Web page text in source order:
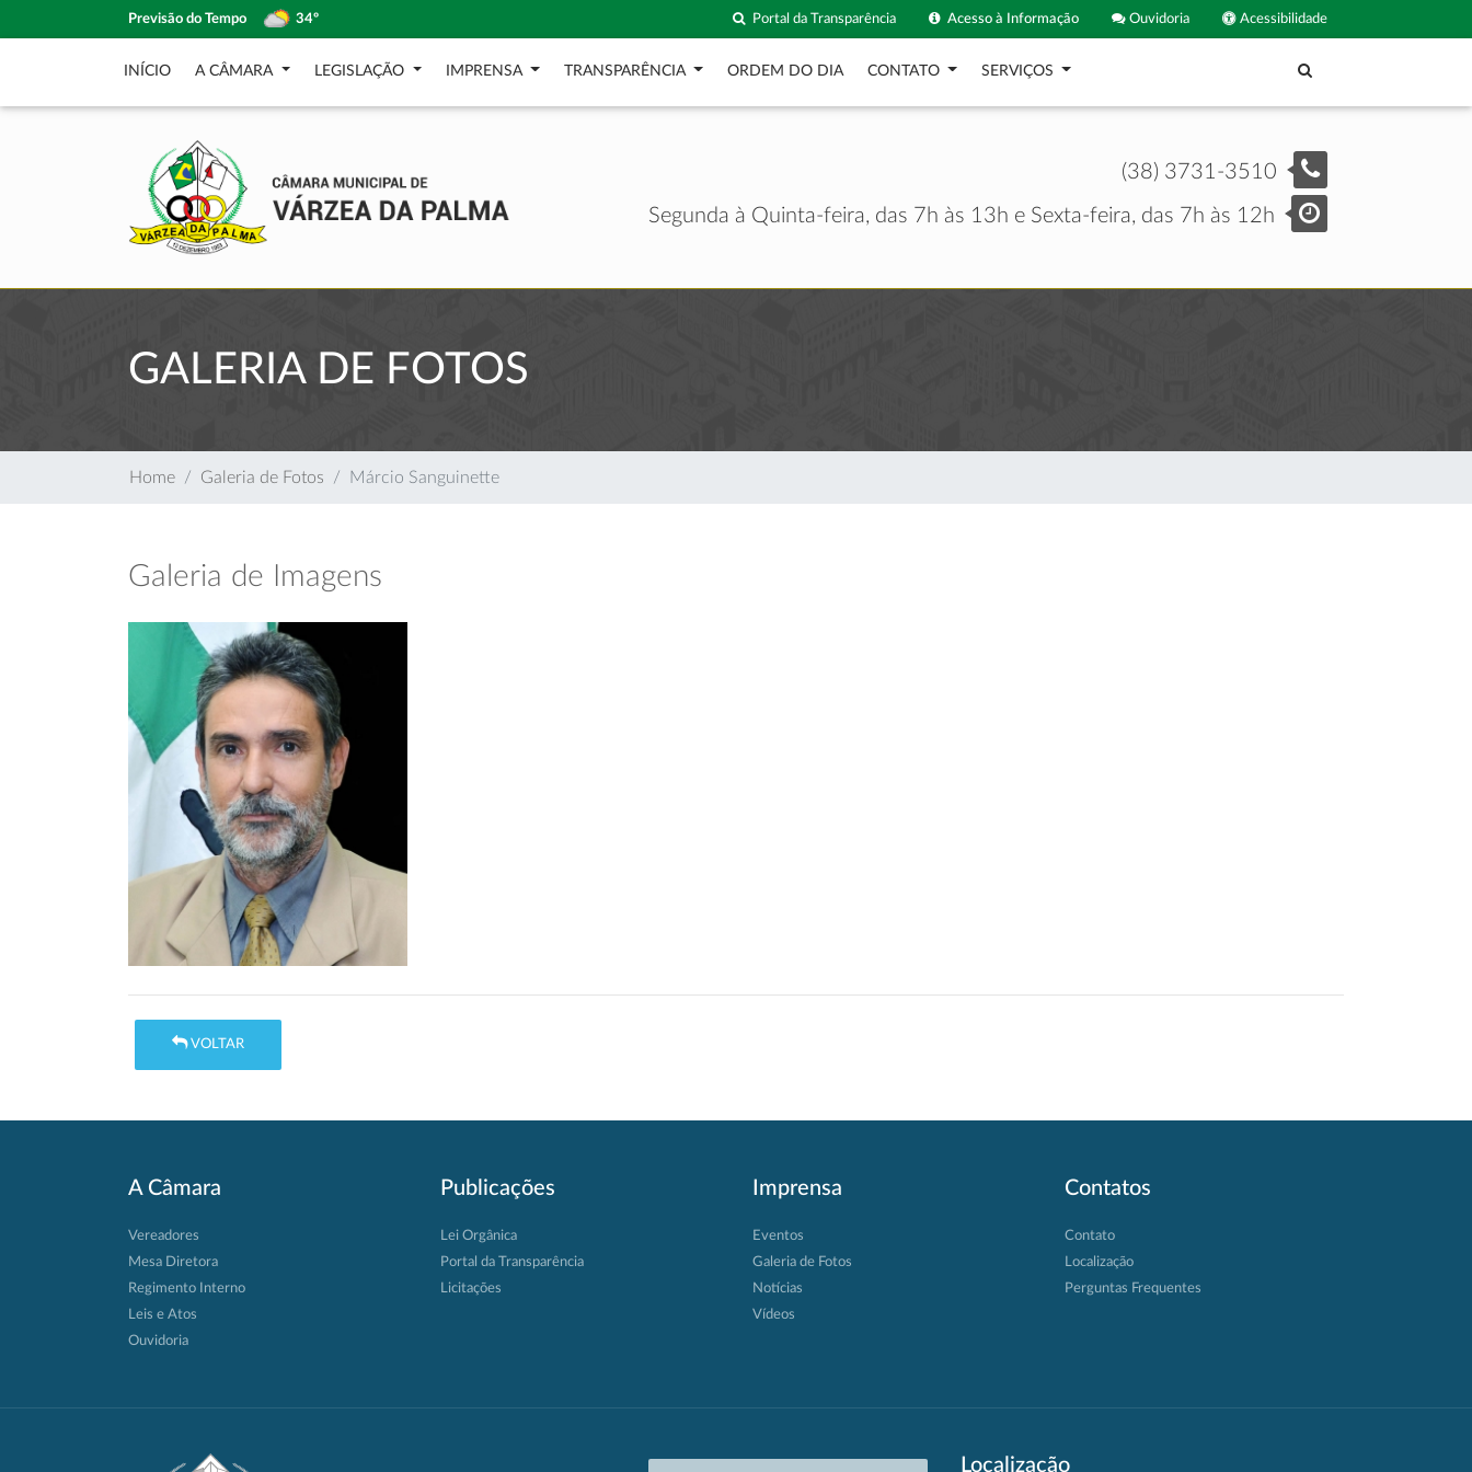
Previsão do Tempo 34º Acessibilidade
Ouvidoria
Acesso à Informação
Portal da Transparência
INÍCIO A CÂMARA LEGISLAÇÃO IMPRENSA TRANSPARÊNCIA ORDEM DO DIA CONTATO SERVIÇOS
(38) 3731-3510
Segunda à Quinta-feira, das 7h às 13h e Sexta-feira, das 7h às 12h
GALERIA DE FOTOS
Home Galeria de Fotos Márcio Sanguinette
Galeria de Imagens
VOLTAR
A Câmara
Vereadores
Mesa Diretora
Regimento Interno
Leis e Atos
Ouvidoria
Publicações
Lei Orgânica
Portal da Transparência
Licitações
Imprensa
Eventos
Galeria de Fotos
Notícias
Vídeos
Contatos
Contato
Localização
Perguntas Frequentes
Localização